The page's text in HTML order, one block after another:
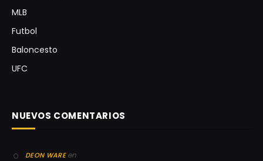
MLB
Futbol
Baloncesto
UFC
NUEVOS COMENTARIOS
DEON WAREen